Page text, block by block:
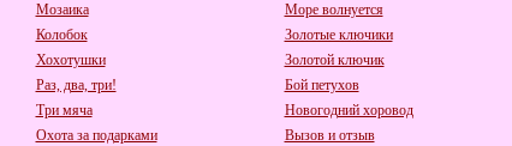
Мозаика
Море волнуется
Колобок
Золотые ключики
Хохотушки
Золотой ключик
Раз, два, три!
Бой петухов
Три мяча
Новогодний хоровод
Охота за подарками
Вызов и отзыв